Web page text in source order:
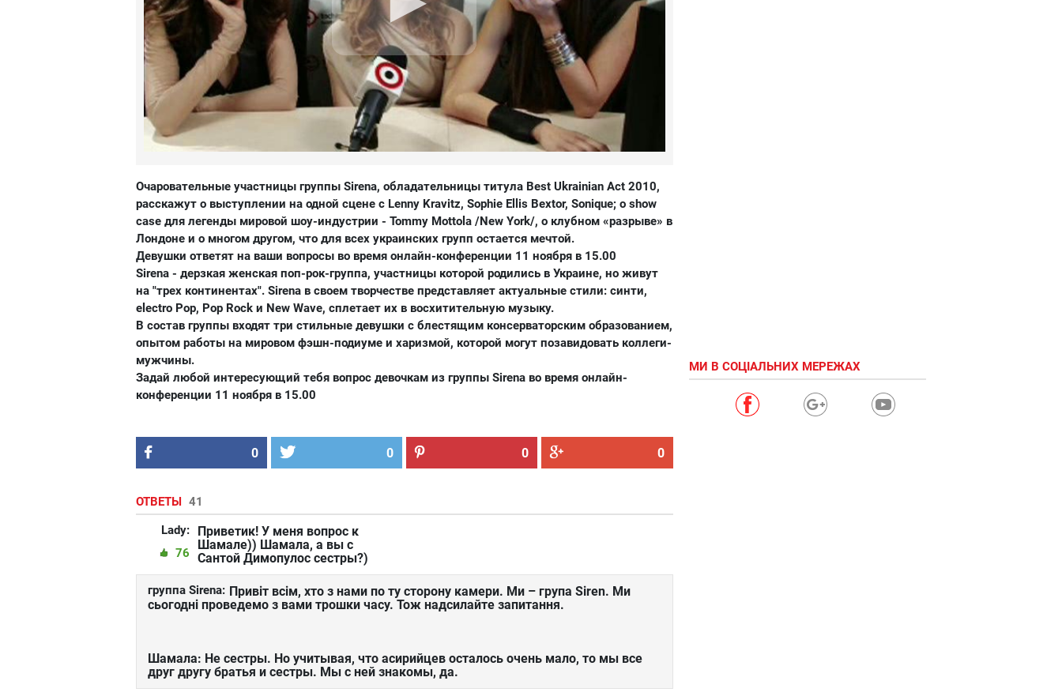
Очаровательные участницы группы Sirena, обладательницы титула Best Ukrainian Act 2010,
расскажут о выступлении на одной сцене с Lenny Kravitz, Sophie Ellis Bextor, Sonique; о show
case для легенды мировой шоу-индустрии - Tommy Mottola /New York/, о клубном «разрыве» в
Лондоне и о многом другом, что для всех украинских групп остается мечтой.
Девушки ответят на ваши вопросы во время онлайн-конференции 11 ноября в 15.00
Sirenа - дерзкая женская поп-рок-группа, участницы которой родились в Украине, но живут
на "трех континентах". Sirena в своем творчестве представляет актуальные стили: синти,
electro Pop, Pop Rock и New Wave, сплетает их в восхитительную музыку.
В состав группы входят три стильные девушки c блестящим консерваторским образованием,
опытом работы на мировом фэшн-подиуме и харизмой, которой могут позавидовать коллеги-
мужчины.
Задай любой интересующий тебя вопрос девочкам из группы Sirenа во время онлайн-
конференции 11 ноября в 15.00
0 0 0 0
ОТВЕТЫ 41
Lady:
76
Приветик! У меня вопрос к
Шамале)) Шамала, а вы с
Сантой Димопулос сестры?)
группа Sirena: Привіт всім, хто з нами по ту сторону камери. Ми – група Siren. Ми
сьогодні проведемо з вами трошки часу. Тож надсилайте запитання.
Шамала: Не сестры. Но учитывая, что асирийцев осталось очень мало, то мы все
друг другу братья и сестры. Мы с ней знакомы, да.
МИ В СОЦІАЛЬНИХ МЕРЕЖАХ